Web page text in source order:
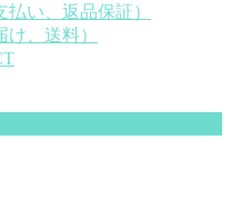
い、返品保証）
、送料）